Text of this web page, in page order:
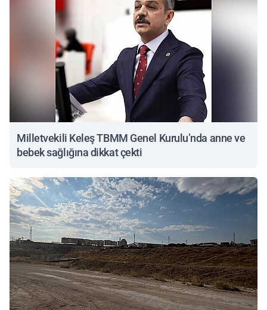
Milletvekili Keleş TBMM Genel Kurulu’nda anne ve
bebek sağlığına dikkat çekti